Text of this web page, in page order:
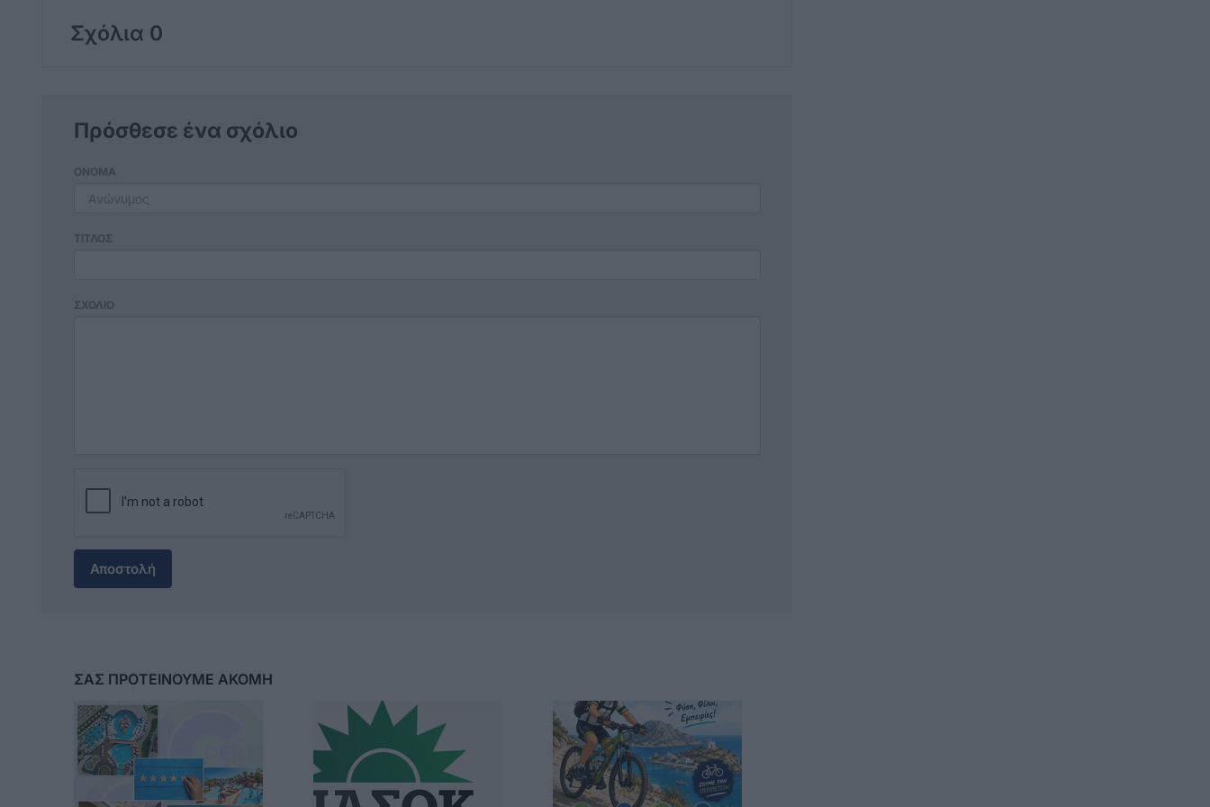
Σχόλια 0
Πρόσθεσε ένα σχόλιο
ΟΝΟΜΑ
ΤΙΤΛΟΣ
ΣΧΟΛΙΟ
Αποστολή
ΣΑΣ ΠΡΟΤΕΙΝΟΥΜΕ ΑΚΟΜΗ